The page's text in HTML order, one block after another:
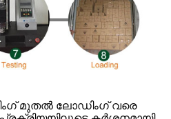
മുതൽ ലോഡിംഗ് വരെ